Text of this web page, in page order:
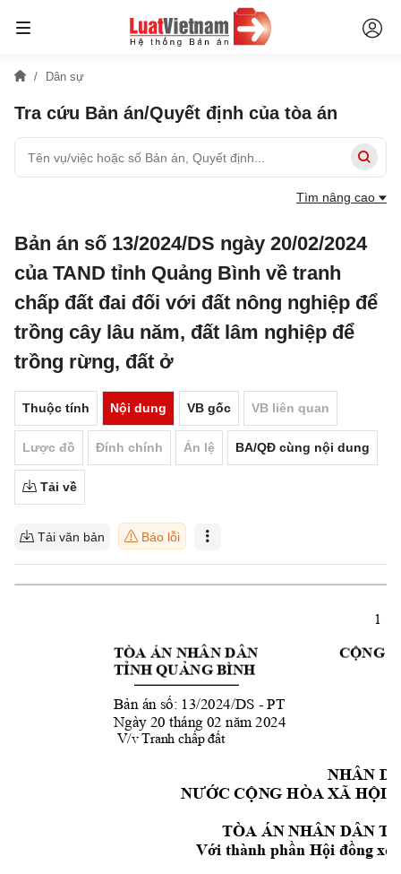
Dân sự
Tra cứu Bản án/Quyết định của tòa án
Tìm nâng cao
Bản án số 13/2024/DS ngày 20/02/2024
của TAND tỉnh Quảng Bình về tranh
chấp đất đai đối với đất nông nghiệp để
trồng cây lâu năm, đất lâm nghiệp để
trồng rừng, đất ở
Thuộc tính Nội dung VB gốc VB liên quan
Lược đồ Đính chính Án lệ BA/QĐ cùng nội dung
Tải về
Tải văn bản Báo lỗi
1
TÒA ÁN NHÂN DÂN
TỈNH QUẢNG BÌNH
Bản án số: 13/2024/DS - PT
Ngày 20 tháng 02 năm 2024
V/v Tranh chấp đất
CỘNG
NHÂN D
NƯỚC CỘNG HÒA XÃ HỘI
TÒA ÁN NHÂN DÂN
Với thành phần Hội đồng